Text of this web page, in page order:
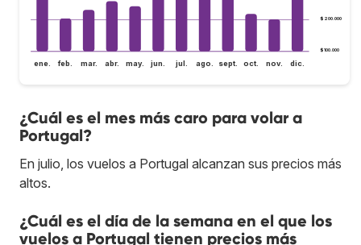
$100.000
$200.000
ene. feb. mar. abr. may. jun. jul. ago. sept. oct. nov. dic.
¿Cuál es el mes más caro para volar a
Portugal?
En julio, los vuelos a Portugal alcanzan sus precios más
altos.
¿Cuál es el día de la semana en el que los
vuelos a Portugal tienen precios más